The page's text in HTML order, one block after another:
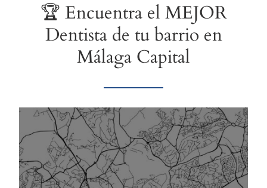
🏆 Encuentra el MEJOR
Dentista de tu barrio en
Málaga Capital